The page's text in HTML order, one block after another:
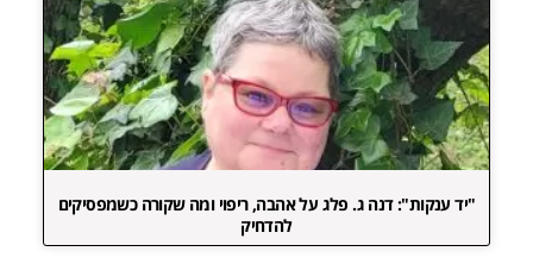
"יד ענקות": דנה ג. פלג על אהבה, ריפוי ומה שקורה כשמפסיקים
להדחיק